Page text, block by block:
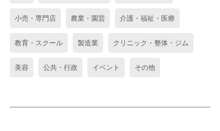
小売・専門店 農業・園芸 介護・福祉・医療
教育・スクール 製造業 クリニック・整体・ジム
美容 公共・行政 イベント その他